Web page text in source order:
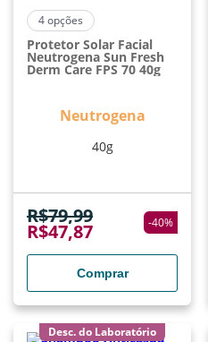
4opções
Protetor Solar Facial
Neutrogena Sun Fresh
Derm Care FPS 70 40g
Neutrogena
40g
R$79,99
R$47,87 -40%
Comprar
Desc. do Laboratório